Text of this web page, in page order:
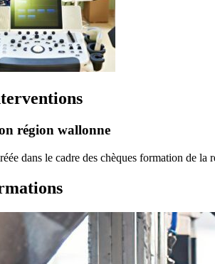
région wallonne
dans le cadre des chèques formation de la